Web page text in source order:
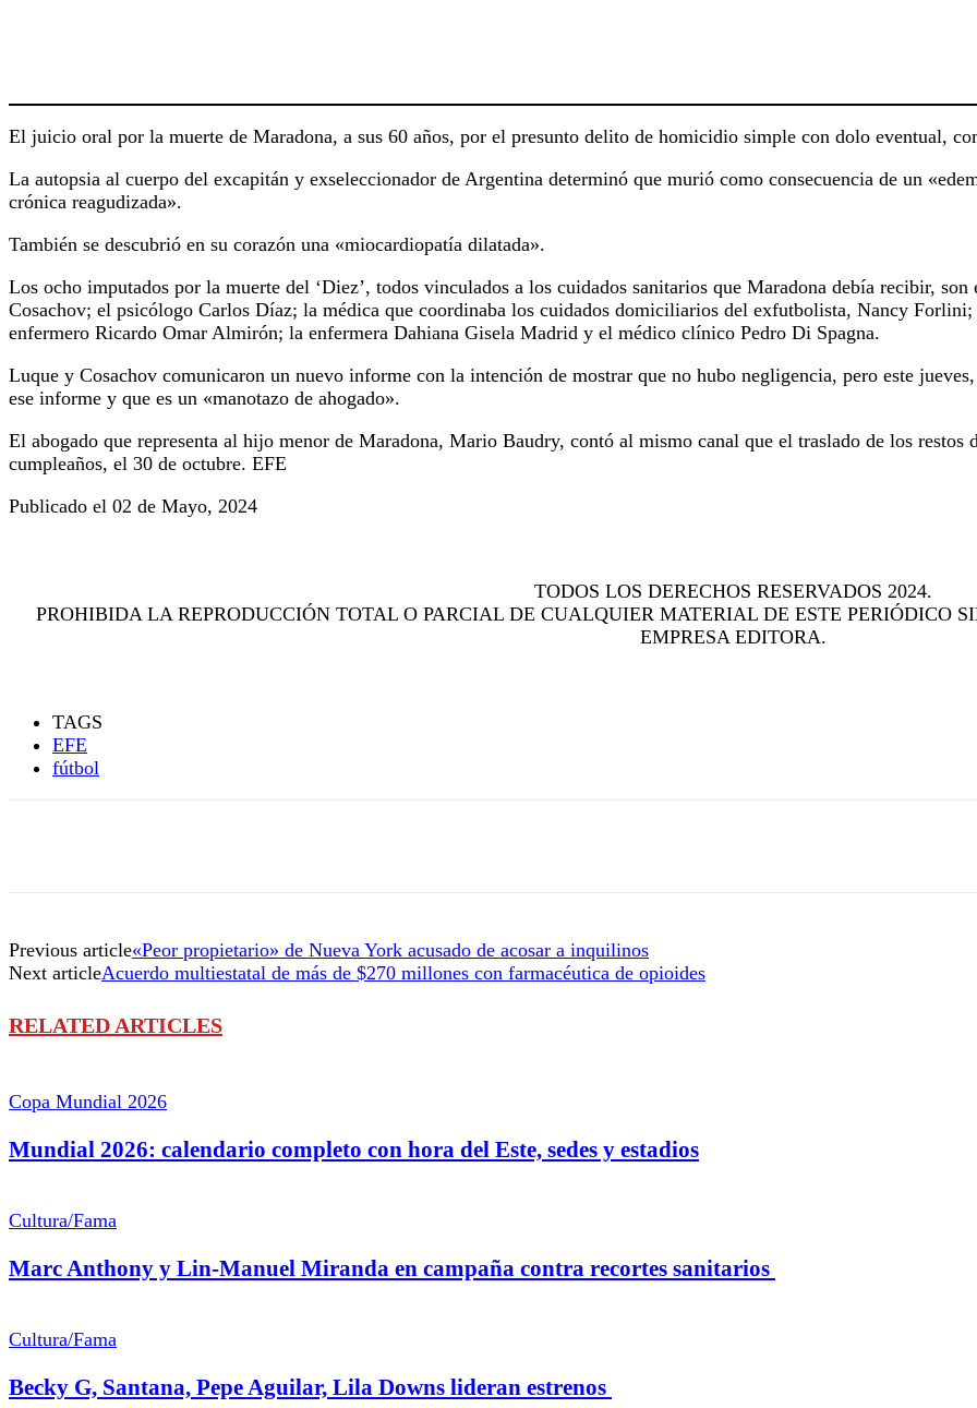
El juicio oral por la muerte de Maradona, a sus 60 años, por el presunto delito de homicidio simple con dolo eventual,
La autopsia al cuerpo del excapitán y exseleccionador de Argentina determinó que murió como consecuencia de un
crónica reagudizada».
También se descubrió en su corazón una «miocardiopatía dilatada».
Los ocho imputados por la muerte del ‘Diez’, todos vinculados a los cuidados sanitarios que Maradona debía recibir,
Cosachov; el psicólogo Carlos Díaz; la médica que coordinaba los cuidados domiciliarios del exfutbolista, Nancy
enfermero Ricardo Omar Almirón; la enfermera Dahiana Gisela Madrid y el médico clínico Pedro Di Spagna.
Luque y Cosachov comunicaron un nuevo informe con la intención de mostrar que no hubo negligencia, pero este
ese informe y que es un «manotazo de ahogado».
El abogado que representa al hijo menor de Maradona, Mario Baudry, contó al mismo canal que el traslado de los restos
cumpleaños, el 30 de octubre. EFE
Publicado el 02 de Mayo, 2024
TODOS LOS DERECHOS RESERVADOS 2024.
PROHIBIDA LA REPRODUCCIÓN TOTAL O PARCIAL DE CUALQUIER MATERIAL DE ESTE PERIÓDICO
EMPRESA EDITORA.
TAGS
EFE
fútbol
Previous article«Peor propietario» de Nueva York acusado de acosar a inquilinos
Next articleAcuerdo multiestatal de más de $270 millones con farmacéutica de opioides
RELATED ARTICLES
Copa Mundial 2026
Mundial 2026: calendario completo con hora del Este, sedes y estadios
Cultura/Fama
Marc Anthony y Lin-Manuel Miranda en campaña contra recortes sanitarios
Cultura/Fama
Becky G, Santana, Pepe Aguilar, Lila Downs lideran estrenos